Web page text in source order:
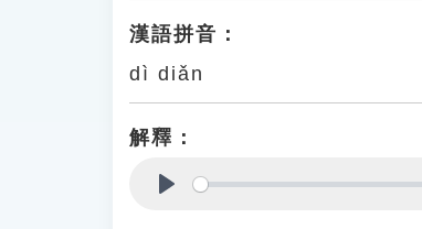
漢語拼音：
dì diǎn
解釋：